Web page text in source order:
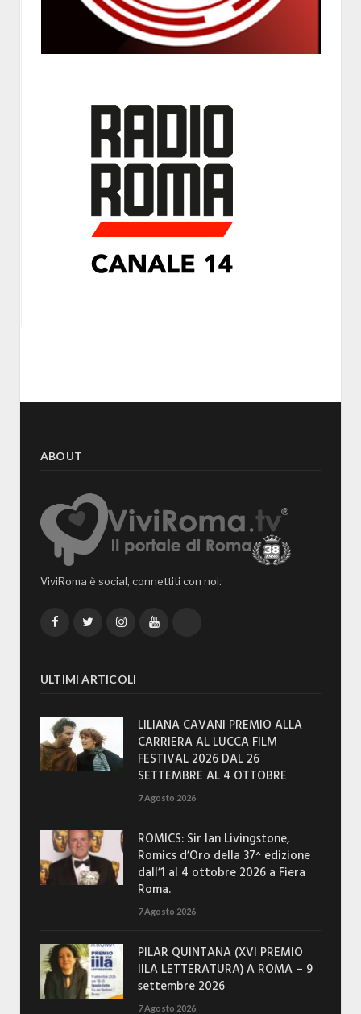
ABOUT
ViviRoma è social, connettiti con noi:
FacebookTwitterInstagramYouTube
ULTIMI ARTICOLI
LILIANA CAVANI PREMIO ALLA
CARRIERA AL LUCCA FILM
FESTIVAL 2026 DAL 26
SETTEMBRE AL 4 OTTOBRE
7 Agosto 2026
ROMICS: Sir Ian Livingstone,
Romics d’Oro della 37^ edizione
dall’1 al 4 ottobre 2026 a Fiera
Roma.
7 Agosto 2026
PILAR QUINTANA (XVI PREMIO
IILA LETTERATURA) A ROMA – 9
settembre 2026
7 Agosto 2026